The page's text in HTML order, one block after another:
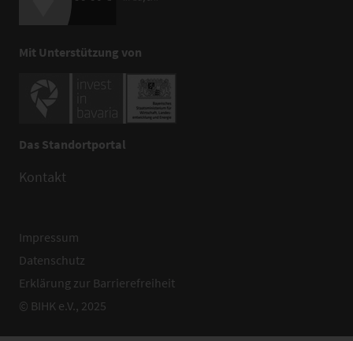
Mit Unterstützung von
Das Standortportal
Kontakt
Impressum
Datenschutz
Erklärung zur Barrierefreiheit
© BIHK e.V., 2025